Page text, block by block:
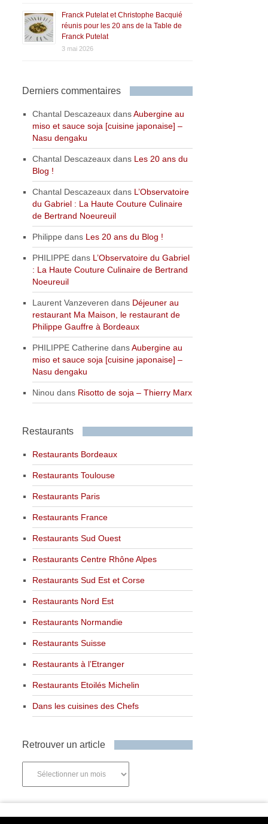
Franck Putelat et Christophe Bacquié
réunis pour les 20 ans de la Table de
Franck Putelat
3 mai 2026
Derniers commentaires
Chantal Descazeaux dansAubergine au
miso et sauce soja [cuisine japonaise] –
Nasu dengaku
Chantal Descazeaux dans Les 20 ans du
Blog !
Chantal Descazeaux dans L’Observatoire
du Gabriel : La Haute Couture Culinaire
de Bertrand Noeureuil
Philippe dans Les 20 ans du Blog !
PHILIPPE dans L’Observatoire du Gabriel
: La Haute Couture Culinaire de Bertrand
Noeureuil
Laurent Vanzeveren dans Déjeuner au
restaurant Ma Maison, le restaurant de
Philippe Gauffre à Bordeaux
PHILIPPE Catherine dansAubergine au
miso et sauce soja [cuisine japonaise] –
Nasu dengaku
Ninou dans Risotto de soja – Thierry Marx
Restaurants
Restaurants Bordeaux
Restaurants Toulouse
Restaurants Paris
Restaurants France
Restaurants Sud Ouest
Restaurants Centre Rhône Alpes
Restaurants Sud Est et Corse
Restaurants Nord Est
Restaurants Normandie
Restaurants Suisse
Restaurants à l’Etranger
Restaurants Etoilés Michelin
Dans les cuisines des Chefs
Retrouver un article